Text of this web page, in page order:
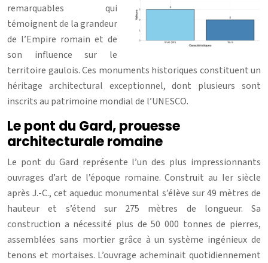
remarquables qui
témoignent de la grandeur
de l’Empire romain et de
son influence sur le
territoire gaulois. Ces monuments historiques constituent un
héritage architectural exceptionnel, dont plusieurs sont
inscrits au patrimoine mondial de l’UNESCO.
Le pont du Gard, prouesse
architecturale romaine
Le pont du Gard représente l’un des plus impressionnants
ouvrages d’art de l’époque romaine. Construit au Ier siècle
après J.-C., cet aqueduc monumental s’élève sur 49 mètres de
hauteur et s’étend sur 275 mètres de longueur. Sa
construction a nécessité plus de 50 000 tonnes de pierres,
assemblées sans mortier grâce à un système ingénieux de
tenons et mortaises. L’ouvrage acheminait quotidiennement